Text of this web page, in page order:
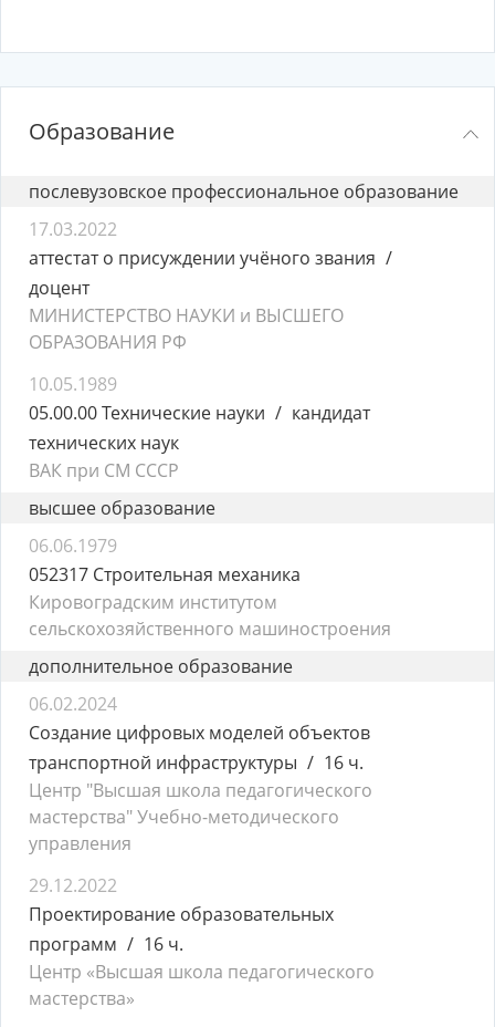
Образование
послевузовское профессиональное образование
17.03.2022
аттестат о присуждении учёного звания
доцент
МИНИСТЕРСТВО НАУКИ и ВЫСШЕГО
ОБРАЗОВАНИЯ РФ
10.05.1989
05.00.00 Технические науки
кандидат
технических наук
ВАК при СМ СССР
высшее образование
06.06.1979
052317 Строительная механика
Кировоградским институтом
сельскохозяйственного машиностроения
дополнительное образование
06.02.2024
Создание цифровых моделей объектов
транспортной инфраструктуры
16 ч.
Центр "Высшая школа педагогического
мастерства" Учебно-методического
управления
29.12.2022
Проектирование образовательных
программ
16 ч.
Центр «Высшая школа педагогического
мастерства»